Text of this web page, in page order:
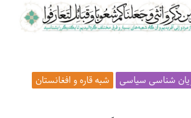
شناسی سیاسی
شبه قاره و افغانستان